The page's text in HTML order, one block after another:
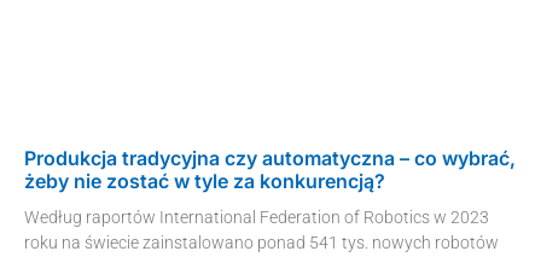
Produkcja tradycyjna czy automatyczna – co wybrać,
żeby nie zostać w tyle za konkurencją?
Według raportów International Federation of Robotics w 2023
roku na świecie zainstalowano ponad 541 tys. nowych robotów